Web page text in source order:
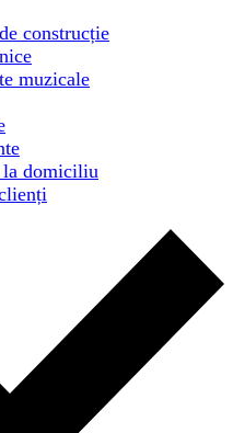
construcție
muzicale
la domiciliu